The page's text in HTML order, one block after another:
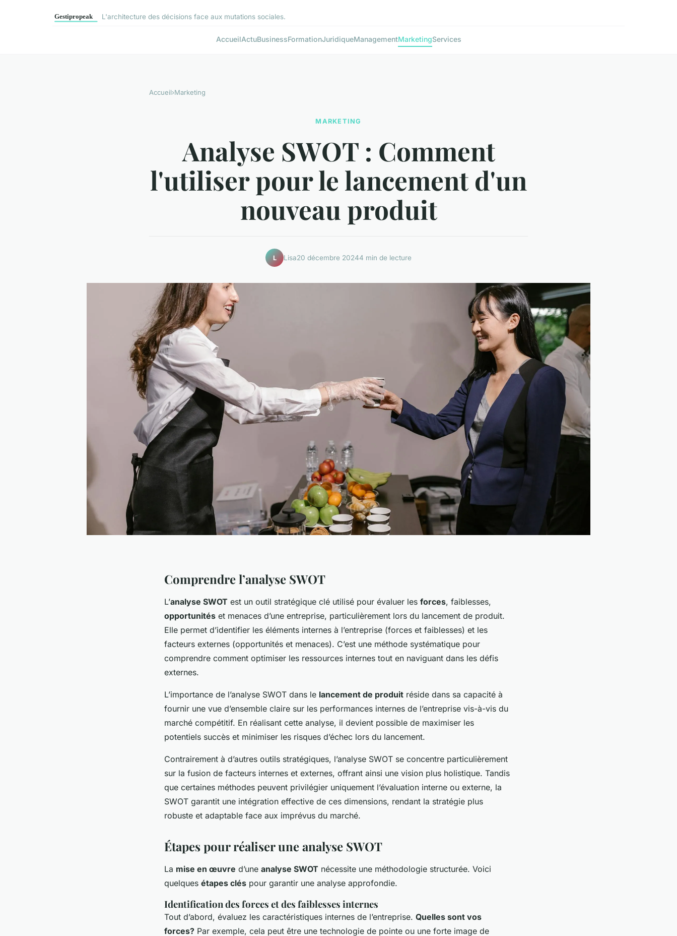
L'architecture des décisions face aux mutations sociales.
AccueilActuBusinessFormationJuridiqueManagementMarketingServices
Accueil›Marketing
MARKETING
Analyse SWOT : Comment
l'utiliser pour le lancement d'un
nouveau produit
L Lisa20 décembre 20244 min de lecture
Comprendre l’analyse SWOT
L’analyse SWOT est un outil stratégique clé utilisé pour évaluer les forces, faiblesses,
opportunités et menaces d’une entreprise, particulièrement lors du lancement de produit.
Elle permet d’identifier les éléments internes à l’entreprise (forces et faiblesses) et les
facteurs externes (opportunités et menaces). C’est une méthode systématique pour
comprendre comment optimiser les ressources internes tout en naviguant dans les défis
externes.
L’importance de l’analyse SWOT dans le lancement de produit réside dans sa capacité à
fournir une vue d’ensemble claire sur les performances internes de l’entreprise vis-à-vis du
marché compétitif. En réalisant cette analyse, il devient possible de maximiser les
potentiels succès et minimiser les risques d’échec lors du lancement.
Contrairement à d’autres outils stratégiques, l’analyse SWOT se concentre particulièrement
sur la fusion de facteurs internes et externes, offrant ainsi une vision plus holistique. Tandis
que certaines méthodes peuvent privilégier uniquement l’évaluation interne ou externe, la
SWOT garantit une intégration effective de ces dimensions, rendant la stratégie plus
robuste et adaptable face aux imprévus du marché.
Étapes pour réaliser une analyse SWOT
La mise en œuvre d’une analyse SWOT nécessite une méthodologie structurée. Voici
quelques étapes clés pour garantir une analyse approfondie.
Identification des forces et des faiblesses internes
Tout d’abord, évaluez les caractéristiques internes de l’entreprise. Quelles sont vos
forces? Par exemple, cela peut être une technologie de pointe ou une forte image de